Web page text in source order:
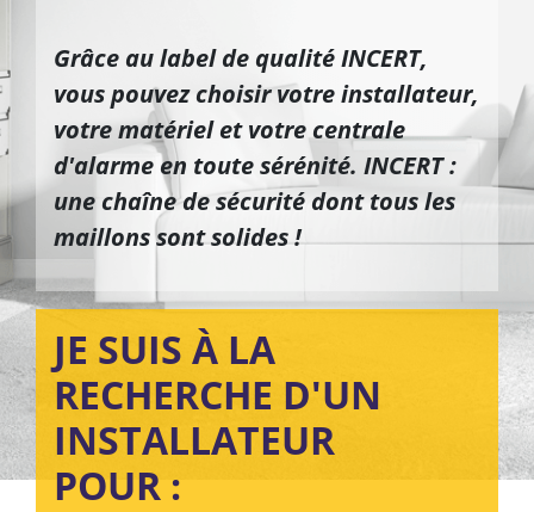
Grâce au label de qualité INCERT,
vous pouvez choisir votre installateur,
votre matériel et votre centrale
d'alarme en toute sérénité. INCERT :
une chaîne de sécurité dont tous les
maillons sont solides !
JE SUIS À LA
RECHERCHE D'UN
INSTALLATEUR
POUR :